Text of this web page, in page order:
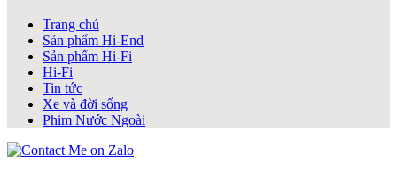
Trang chủ
Sản phẩm Hi-End
Sản phẩm Hi-Fi
Hi-Fi
Tin tức
Xe và đời sống
Phim Nước Ngoài